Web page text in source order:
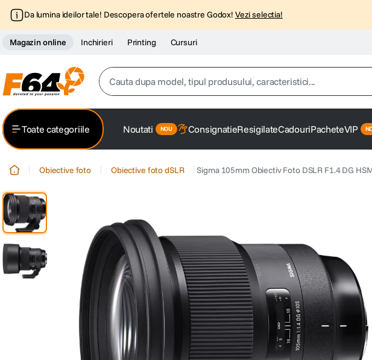
Da lumina ideilor tale! Descopera ofertele noastre Godox! Vezi selectia!
Magazin online Inchirieri Printing Cursuri
Cauta dupa model, tipul produsului, caracteristici...
2. trepied
4 . peak design
5. canon sx740 hs
lavaliera
7 card memorie
8. dji mic mini
Toate categoriile Noutati ConsignatieResigilateCadouriPacheteVIP
Obiective foto Obiective foto dSLR Sigma 105mm Obiectiv Foto DSLR F1.4 DG